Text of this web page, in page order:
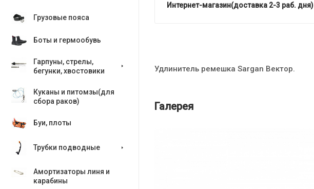
Грузовые пояса
Боты и гермообувь
Гарпуны, стрелы,
бегунки, хвостовики
Куканы и питомзы(для
сбора раков)
Буи, плоты
Трубки подводные
Амортизаторы линя и
карабины
Интернет-магазин(доставка 2-3 раб. дня)
Удлинитель ремешка Sargan Вектор.
Галерея